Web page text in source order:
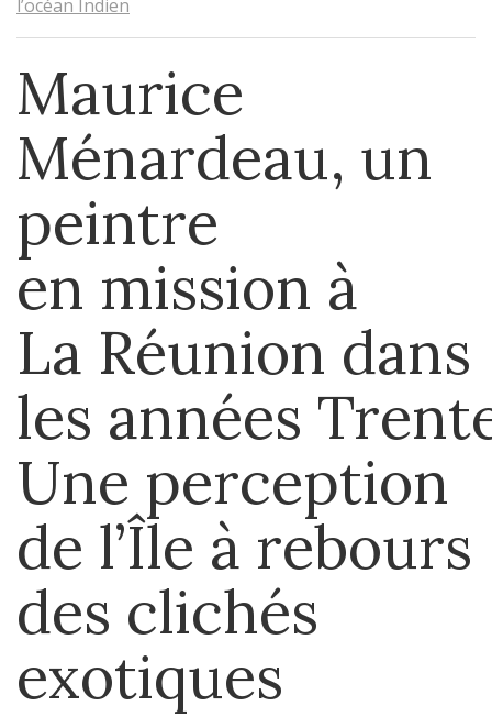
l’océan Indien
Maurice
Ménardeau, un
peintre
en mission à
La Réunion dans
les années
Une perception
de l’Île à rebours
des clichés
exotiques